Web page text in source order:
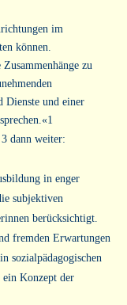
im
können.
zu
Dienste und einer
dann weiter:
in enger
subjektiven
berücksichtigt.
fremden Erwartungen
sozialpädagogischen
Konzept der